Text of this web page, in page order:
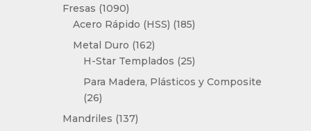
Fresas 10901090
productos
Acero Rápido (HSS) 185185
Metal Duro 162162
productos
H-Star Templados 2525
productos
Para Madera, Plásticos y Composite
2626
productos
Mandriles 137137